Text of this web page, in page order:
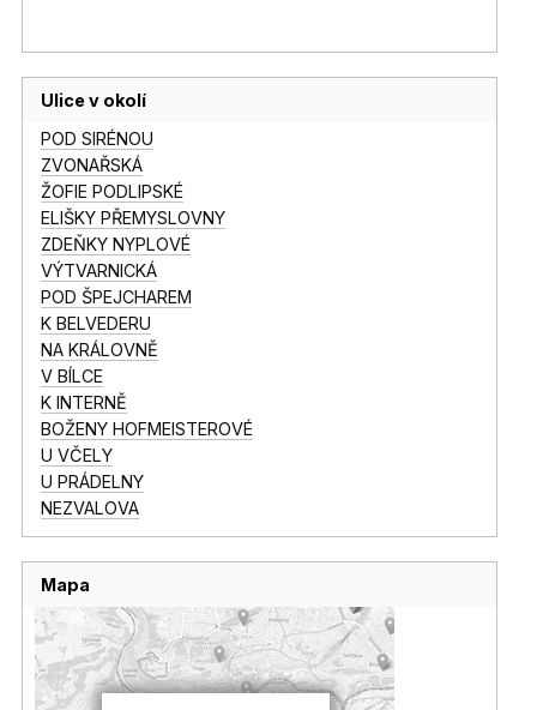
Ulice v okolí
POD SIRÉNOU
ZVONAŘSKÁ
ŽOFIE PODLIPSKÉ
ELIŠKY PŘEMYSLOVNY
ZDEŇKY NYPLOVÉ
VÝTVARNICKÁ
POD ŠPEJCHAREM
K BELVEDERU
NA KRÁLOVNĚ
V BÍLCE
K INTERNĚ
BOŽENY HOFMEISTEROVÉ
U VČELY
U PRÁDELNY
NEZVALOVA
Mapa